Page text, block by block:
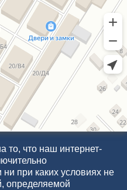
что наш интернет-
при каких условиях не
определяемой